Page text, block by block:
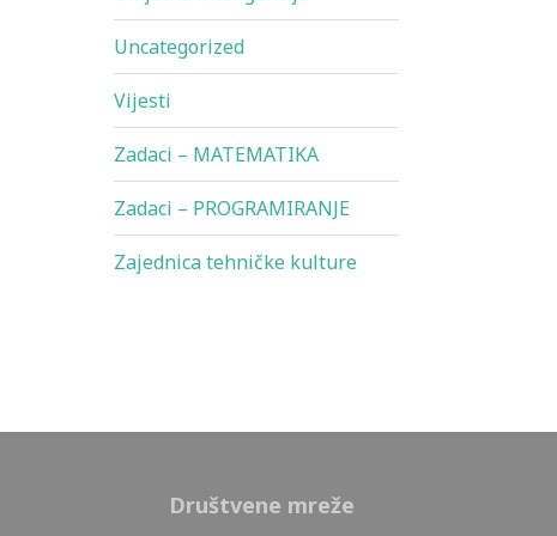
Uncategorized
Vijesti
Zadaci – MATEMATIKA
Zadaci – PROGRAMIRANJE
Zajednica tehničke kulture
Društvene mreže